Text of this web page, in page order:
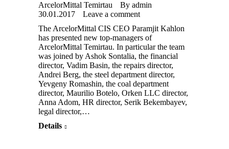
ArcelorMittal Temirtau
By admin
30.01.2017
Leave a comment
The ArcelorMittal CIS CEO Paramjit Kahlon
has presented new top-managers of
ArcelorMittal Temirtau. In particular the team
was joined by Ashok Sontalia, the financial
director, Vadim Basin, the repairs director,
Andrei Berg, the steel department director,
Yevgeny Romashin, the coal department
director, Maurilio Botelo, Orken LLC director,
Anna Adom, HR director, Serik Bekembayev,
legal director,…
Details